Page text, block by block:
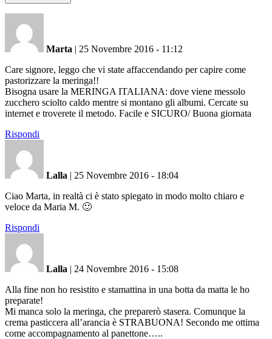
Marta | 25 Novembre 2016 - 11:12
Care signore, leggo che vi state affaccendando per capire come
pastorizzare la meringa!!
Bisogna usare la MERINGA ITALIANA: dove viene messolo
zucchero sciolto caldo mentre si montano gli albumi. Cercate su
internet e troverete il metodo. Facile e SICURO/ Buona giornata
Rispondi
Lalla | 25 Novembre 2016 - 18:04
Ciao Marta, in realtà ci è stato spiegato in modo molto chiaro e
veloce da Maria M. 🙂
Rispondi
Lalla | 24 Novembre 2016 - 15:08
Alla fine non ho resistito e stamattina in una botta da matta le ho
preparate!
Mi manca solo la meringa, che preparerò stasera. Comunque la
crema pasticcera all’arancia è STRABUONA! Secondo me ottima
come accompagnamento al panettone…..